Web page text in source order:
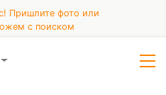
Пришлите фото или
с поиском